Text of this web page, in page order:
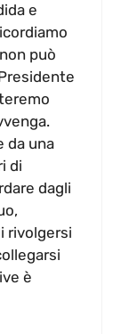
e
può
da una
di
dagli
rivolgersi
è